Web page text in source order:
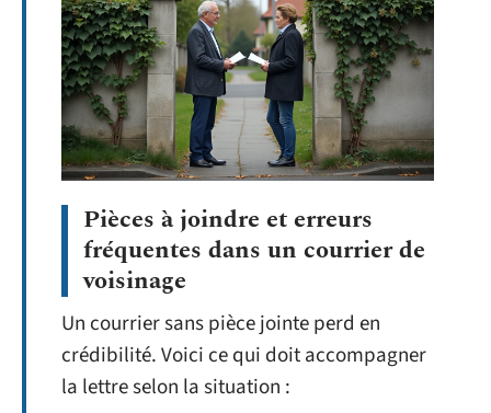
Pièces à joindre et erreurs
fréquentes dans un courrier de
voisinage
Un courrier sans pièce jointe perd en
crédibilité. Voici ce qui doit accompagner
la lettre selon la situation :